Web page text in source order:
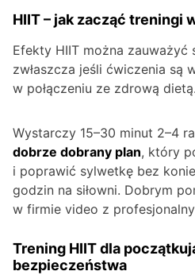
HIIT – jak zacząć treningi
Efekty HIIT można zauważyć
zwłaszcza jeśli ćwiczenia są
w połączeniu ze zdrową
Wystarczy 15–30 minut 2–4
dobrze dobrany plan, który
i poprawić sylwetkę bez
godzin na siłowni. Dobrym
w firmie video z
Trening HIIT dla
bezpieczeństwa